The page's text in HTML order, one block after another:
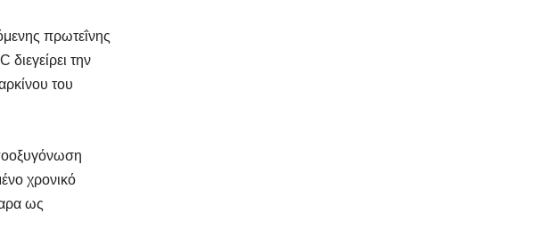
πρωτεΐνης
διεγείρει την
του
χρονικό
ως